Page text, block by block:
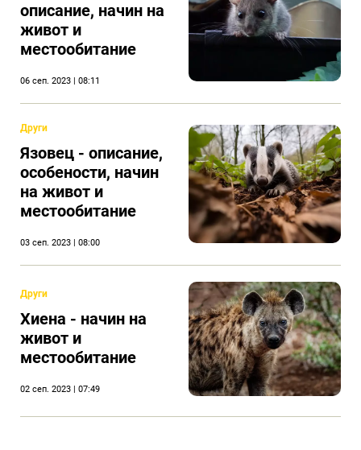
описание, начин на
живот и
местообитание
06 сеп. 2023 | 08:11
Други
Язовец - описание,
особености, начин
на живот и
местообитание
03 сеп. 2023 | 08:00
Други
Хиена - начин на
живот и
местообитание
02 сеп. 2023 | 07:49